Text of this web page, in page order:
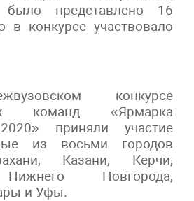
было представлено 16
в конкурсе участвовало
конкурсе
команд «Ярмарка
приняли участие
из восьми городов
Казани, Керчи,
Новгорода,
и Уфы.